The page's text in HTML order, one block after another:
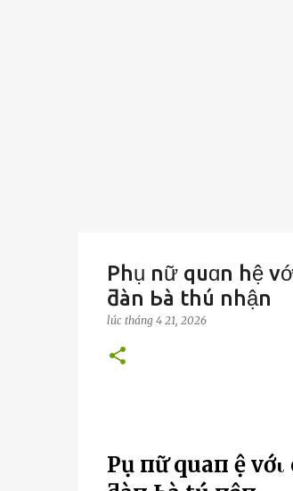
Phụ nữ quɑn hệ
ƌàn Ьà thú nhận
lúc tháng 4 21, 2026
PҺụ пữ quaп Һệ